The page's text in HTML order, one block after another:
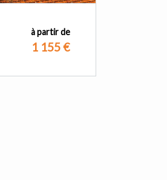
à partir de
1 155€